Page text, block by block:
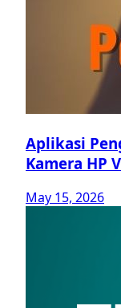
Aplikasi
Kamera HP
May 15, 2026